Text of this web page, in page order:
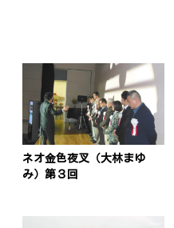
ネオ金色夜叉（大林まゆ
み）第３回